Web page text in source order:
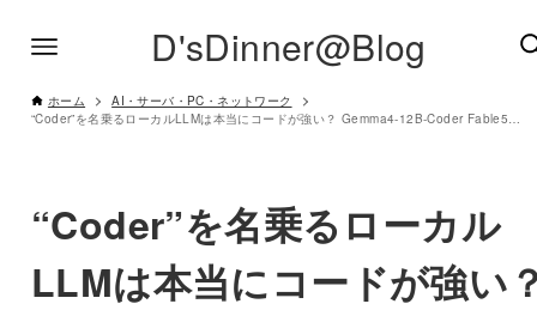
D'sDinner@Blog
ホーム
AI・サーバ・PC・ネットワーク
“Coder”を名乗るローカルLLMは本当にコードが強い？ Gemma4-12B-Coder Fable5を実測してみた by PIKO
“Coder”を名乗るローカル
LLMは本当にコードが強い